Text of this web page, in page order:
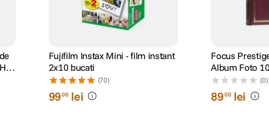
Fujifilm Instax Mini - film instant
2x10 bucati
(70)
9900 lei
Focus
Album Foto
(0)
8900 lei